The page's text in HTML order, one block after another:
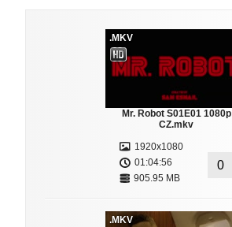
.MKV
Mr. Robot S01E01 1080p
CZ.mkv
1920x1080
01:04:56
905.95 MB
0
.MKV